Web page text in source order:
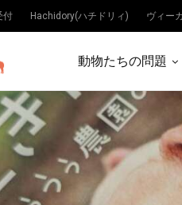
動物たちの問題
付 Hachidory(ハチドリィ) ヴィー